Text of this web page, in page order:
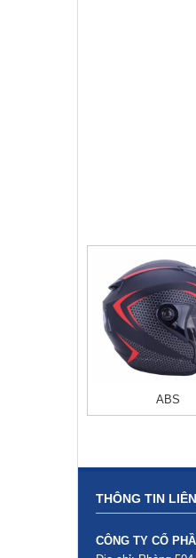
ABS
THÔNG TIN
CÔNG TY CỔ